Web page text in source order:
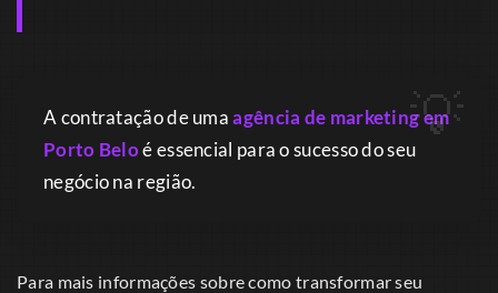
A contratação de umaagência de marketing em
Porto Beloé essencial para o sucesso do seu
negócio na região.
Para mais informações sobre como transformar seu